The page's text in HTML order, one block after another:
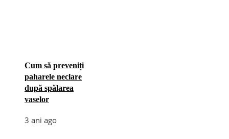
Cum să preveniți
paharele neclare
după spălarea
vaselor
3 ani ago